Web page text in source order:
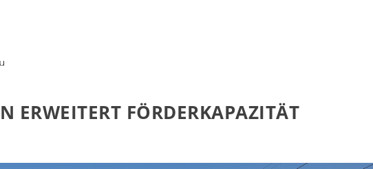
ERWEITERT FÖRDERKAPAZITÄT